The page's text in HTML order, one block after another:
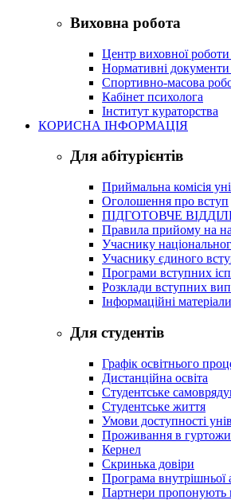
Виховна робота
Центр виховної роботи
Нормативні документи
Спортивно-масова
Кабінет психолога
Інститут кураторства
КОРИСНА ІНФОРМАЦІЯ
Для абітурієнтів
Приймальна комісія
Оголошення про вступ
ПІДГОТОВЧЕ
Правила прийому на
Учаснику
Учаснику єдиного
Програми вступних
Розклади вступних
Інформаційні
Для студентів
Графік освітнього
Дистанційна освіта
Студентське
Студентське життя
Умови доступності
Проживання в
Кернел
Скринька довіри
Програма внутрішньої
Партнери пропонують